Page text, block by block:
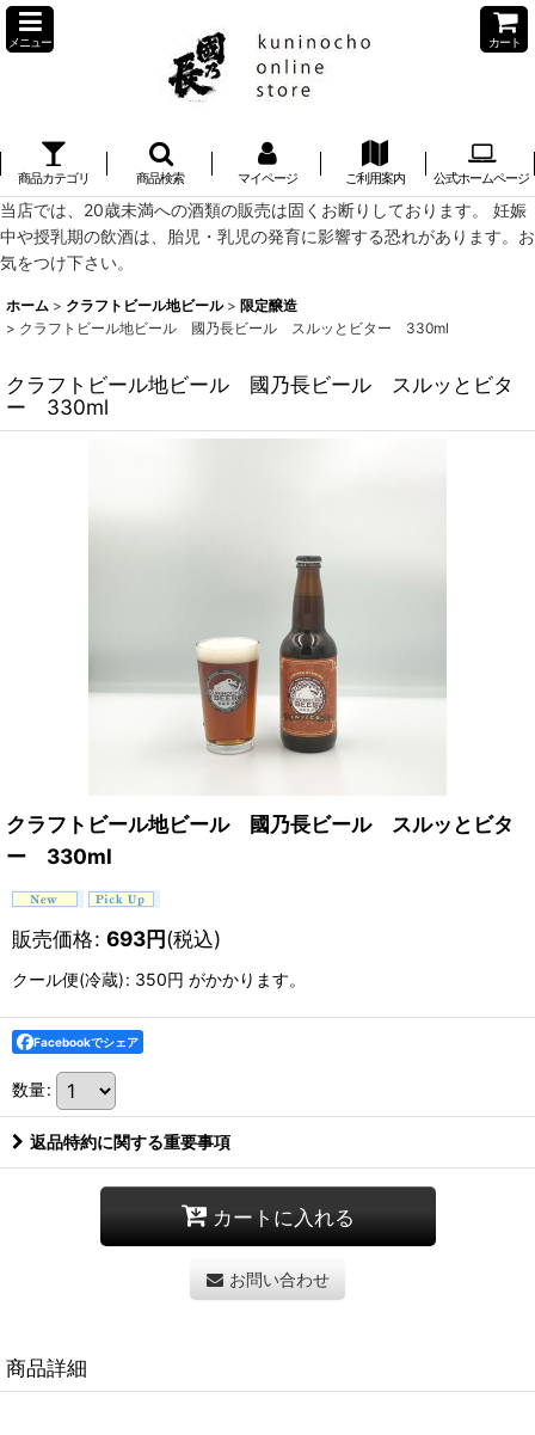
メニュー カート
商品カテゴリ 商品検索 マイページ ご利用案内 公式ホームページ
当店では、20歳未満への酒類の販売は固くお断りしております。 妊娠
中や授乳期の飲酒は、胎児・乳児の発育に影響する恐れがあります。お
気をつけ下さい。
ホーム > クラフトビール地ビール > 限定醸造
> クラフトビール地ビール 國乃長ビール スルッとビター 330ml
クラフトビール地ビール 國乃長ビール スルッとビタ
ー 330ml
クラフトビール地ビール 國乃長ビール スルッとビタ
ー 330ml
販売価格: 693円(税込)
クール便(冷蔵): 350円 がかかります。
Facebookでシェア
数量:
返品特約に関する重要事項
カートに入れる
お問い合わせ
商品詳細